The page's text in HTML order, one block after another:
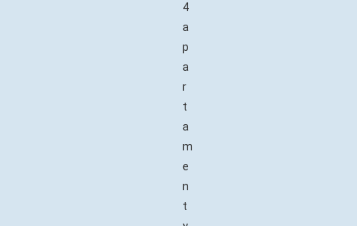
4
a
p
a
r
t
a
m
e
n
t